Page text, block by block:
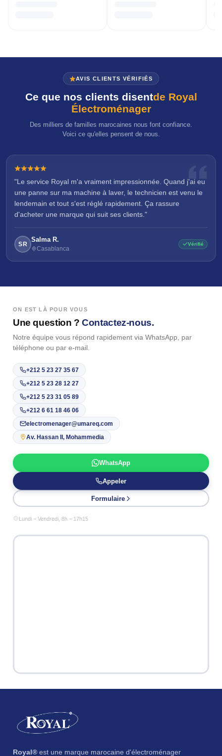
AVIS CLIENTS VÉRIFIÉS
Ce que nos clients disentde Royal
Électroménager
Des milliers de familles marocaines nous font confiance.
Voici ce qu'elles pensent de nous.
"Le service Royal m'a vraiment impressionnée. Quand j'ai eu
une panne sur ma machine à laver, le technicien est venu le
lendemain et tout s'est réglé rapidement. Ça rassure
d'acheter une marque qui suit ses clients."
SR
Salma R.
Casablanca
Vérifié
ON EST LÀ POUR VOUS
Une question ?Contactez-nous.
Notre équipe vous répond rapidement via WhatsApp, par
téléphone ou par e-mail.
+212 5 23 27 35 67
+212 5 23 28 12 27
+212 5 23 31 05 89
+212 6 61 18 46 06
electromenager@umareq.com
Av. Hassan II, Mohammedia
WhatsApp
Appeler
Formulaire
Lundi – Vendredi, 8h – 17h15
Royal® est une marque marocaine d'électroménager